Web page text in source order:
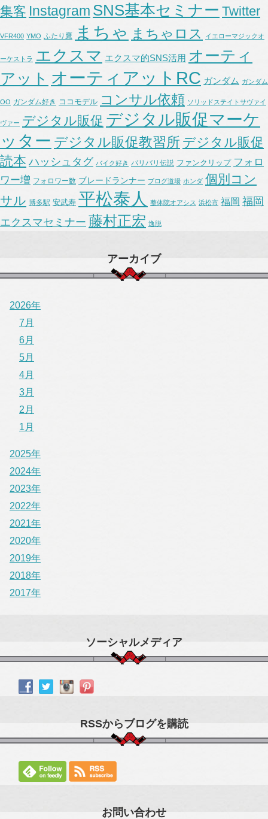
集客 Instagram SNS基本セミナー Twitter
VFR400 YMO ふたり鷹 まちゃ まちゃロス イエローマジックオ
ーケストラ エクスマ エクスマ的SNS活用 オーティ
アット オーティアットRC ガンダム ガンダム
OO ガンダム好き ココモデル コンサル依頼 ソリッドステイトサヴァイ
ヴァー デジタル販促 デジタル販促マーケ
ッター デジタル販促教習所 デジタル販促
読本 ハッシュタグ バイク好き バリバリ伝説 ファンクリップ フォロ
ワー増 フォロワー数 ブレードランナー ブログ道場 ホンダ 個別コン
サル 博多駅 安武寿 平松泰人 整体院オアシス 浜松市 福岡 福岡
エクスマセミナー 藤村正宏 逸脱
アーカイブ
2026年
7月
6月
5月
4月
3月
2月
1月
2025年
2024年
2023年
2022年
2021年
2020年
2019年
2018年
2017年
ソーシャルメディア
RSSからブログを購読
お問い合わせ